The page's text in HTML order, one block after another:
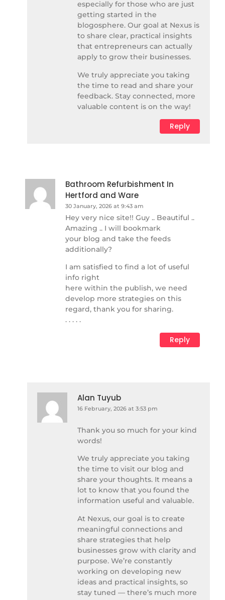
especially for those who are just
getting started in the
blogosphere. Our goal at Nexus is
to share clear, practical insights
that entrepreneurs can actually
apply to grow their businesses.
We truly appreciate you taking
the time to read and share your
feedback. Stay connected, more
valuable content is on the way!
Reply
Bathroom Refurbishment In
Hertford and Ware
30 January, 2026 at 9:43 am
Hey very nice site!! Guy .. Beautiful ..
Amazing .. I will bookmark
your blog and take the feeds
additionally?
I am satisfied to find a lot of useful
info right
here within the publish, we need
develop more strategies on this
regard, thank you for sharing.
. . . . .
Reply
Alan Tuyub
16 February, 2026 at 3:53 pm
Thank you so much for your kind
words!
We truly appreciate you taking
the time to visit our blog and
share your thoughts. It means a
lot to know that you found the
information useful and valuable.
At Nexus, our goal is to create
meaningful connections and
share strategies that help
businesses grow with clarity and
purpose. We’re constantly
working on developing new
ideas and practical insights, so
stay tuned — there’s much more